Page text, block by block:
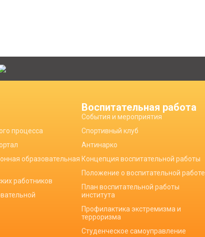
процесса
образовательная
работников
Воспитательная работа
События и мероприятия
Спортивный клуб
Антинарко
Концепция воспитательной работы
Положение о воспитательной работе
План воспитательной работы
института
Профилактика экстремизма и
терроризма
Студенческое самоуправление